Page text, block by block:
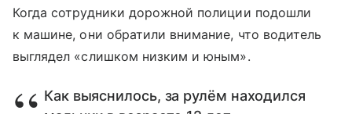
Когда сотрудники дорожной полиции подошли
к машине, они обратили внимание, что водитель
выглядел «слишком низким и юным».
Как выяснилось, за рулём находился